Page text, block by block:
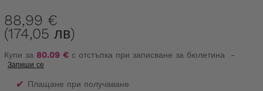
88,99 €
(174,05 лв)
Купи за 80.09 € с отстъпка при записване за бюлетина -
Запиши се
✔ Плащане при получаване